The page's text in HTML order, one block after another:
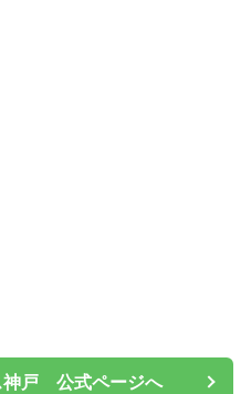
神戸 公式ページへ